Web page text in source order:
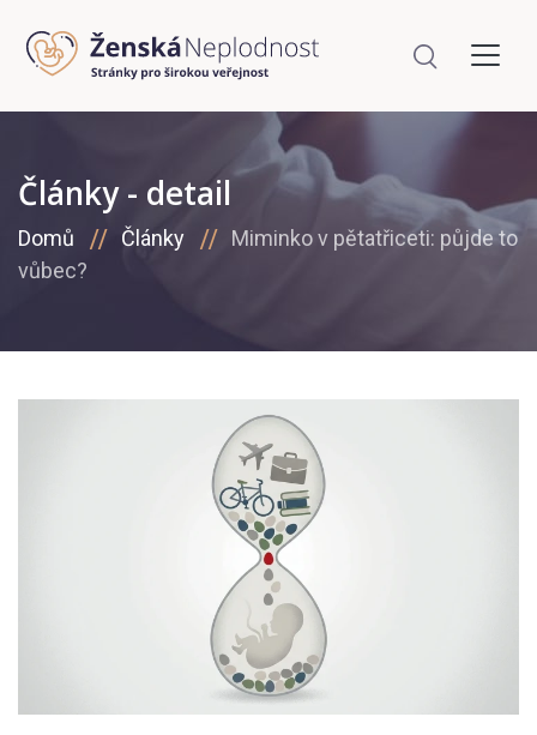
Články - detail
Domů Články
Miminko v pětatřiceti: půjde to
vůbec?